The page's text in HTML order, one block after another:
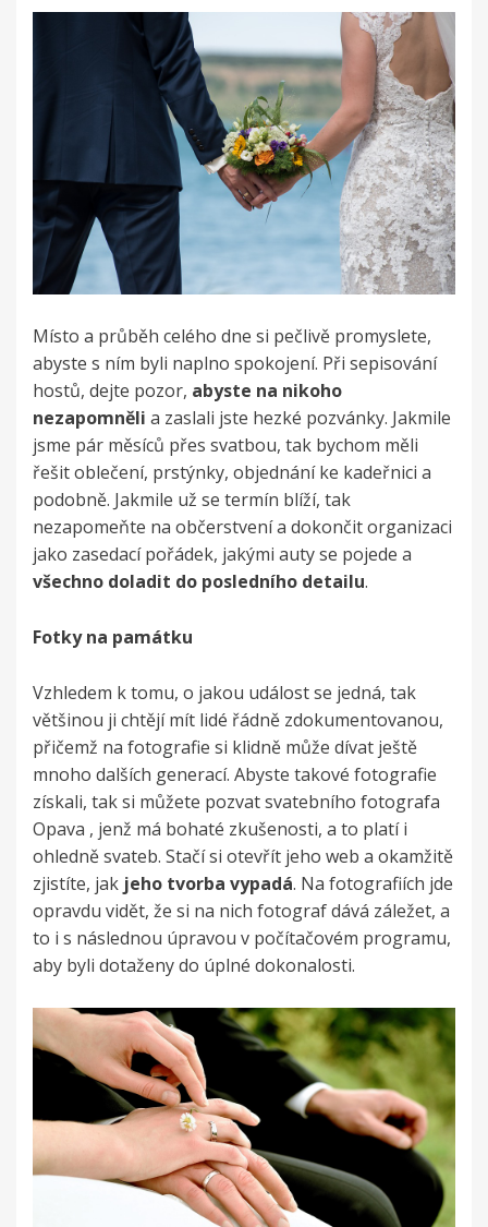
Místo a průběh celého dne si pečlivě promyslete,
abyste s ním byli naplno spokojení. Při sepisování
hostů, dejte pozor, abyste na nikoho
nezapomněli a zaslali jste hezké pozvánky. Jakmile
jsme pár měsíců přes svatbou, tak bychom měli
řešit oblečení, prstýnky, objednání ke kadeřnici a
podobně. Jakmile už se termín blíží, tak
nezapomeňte na občerstvení a dokončit organizaci
jako zasedací pořádek, jakými auty se pojede a
všechno doladit do posledního detailu.
Fotky na památku
Vzhledem k tomu, o jakou událost se jedná, tak
většinou ji chtějí mít lidé řádně zdokumentovanou,
přičemž na fotografie si klidně může dívat ještě
mnoho dalších generací. Abyste takové fotografie
získali, tak si můžete pozvat svatebního fotografa
Opava , jenž má bohaté zkušenosti, a to platí i
ohledně svateb. Stačí si otevřít jeho web a okamžitě
zjistíte, jak jeho tvorba vypadá. Na fotografiích jde
opravdu vidět, že si na nich fotograf dává záležet, a
to i s následnou úpravou v počítačovém programu,
aby byli dotaženy do úplné dokonalosti.